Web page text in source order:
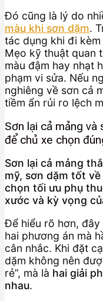
Đó cũng là lý do
màu khi sơn dặm.
tác dụng khi đi
Mẹo kỹ thuật quan
màu đậm hay nhạt
phạm vi sửa. Nếu
nghiêng về sơn cả
tiềm ẩn rủi ro lệch
Sơn lại cả mảng và
để chủ xe chọn
Sơn lại cả mảng
mỹ, sơn dặm tốt
chọn tối ưu phụ
xước và kỳ vọng
Để hiểu rõ hơn,
hai phương án mà
cân nhắc. Khi đặt
dặm không nên
rẻ”, mà là hai giải
nhau.